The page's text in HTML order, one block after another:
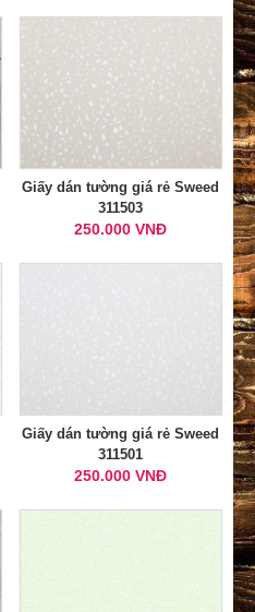
Giấy dán tường giá rẻ Sweed
311503
250.000 VNĐ
Giấy dán tường giá rẻ Sweed
311501
250.000 VNĐ